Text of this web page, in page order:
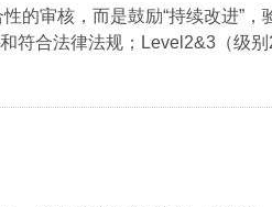
的审核，而是鼓励“持续改进”
符合法律法规；Level2&3（级